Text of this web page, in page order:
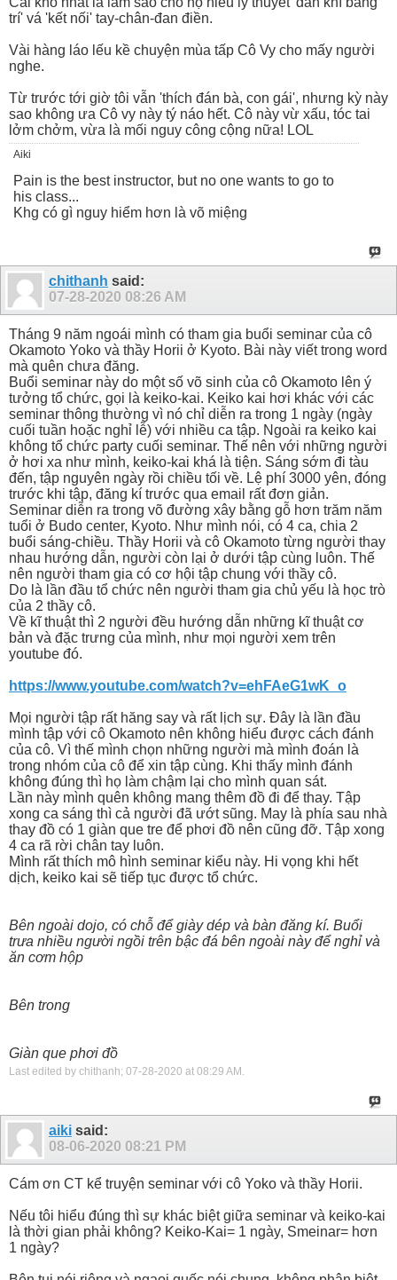
trí' vá 'kết nối' tay-chân-đan điền.
Vài hàng láo lếu kề chuyện mùa tấp Cô Vy cho mấy người
nghe.
Từ trước tới giờ tôi vẫn 'thích đán bà, con gái', nhưng kỳ này
sao không ưa Cô vy này tý náo hết. Cô này vừ xấu, tóc tai
lởm chởm, vừa là mối nguy công cộng nữa! LOL
Aiki
Pain is the best instructor, but no one wants to go to
his class...
Khg có gì nguy hiểm hơn là võ miệng
chithanh said:
07-28-2020 08:26 AM
Tháng 9 năm ngoái mình có tham gia buổi seminar của cô
Okamoto Yoko và thầy Horii ở Kyoto. Bài này viết trong word
mà quên chưa đăng.
Buổi seminar này do một số võ sinh của cô Okamoto lên ý
tưởng tổ chức, gọi là keiko-kai. Keiko kai hơi khác với các
seminar thông thường vì nó chỉ diễn ra trong 1 ngày (ngày
cuối tuần hoặc nghỉ lễ) với nhiều ca tập. Ngoài ra keiko kai
không tổ chức party cuối seminar. Thế nên với những người
ở hơi xa như mình, keiko-kai khá là tiện. Sáng sớm đi tàu
đến, tập nguyên ngày rồi chiều tối về. Lệ phí 3000 yên, đóng
trước khi tập, đăng kí trước qua email rất đơn giản.
Seminar diễn ra trong võ đường xây bằng gỗ hơn trăm năm
tuổi ở Budo center, Kyoto. Như mình nói, có 4 ca, chia 2
buổi sáng-chiều. Thầy Horii và cô Okamoto từng người thay
nhau hướng dẫn, người còn lại ở dưới tập cùng luôn. Thế
nên người tham gia có cơ hội tập chung với thầy cô.
Do là lần đầu tổ chức nên người tham gia chủ yếu là học trò
của 2 thầy cô.
Về kĩ thuật thì 2 người đều hướng dẫn những kĩ thuật cơ
bản và đặc trưng của mình, như mọi người xem trên
youtube đó.
https://www.youtube.com/watch?v=ehFAeG1wK_o
Mọi người tập rất hăng say và rất lịch sự. Đây là lần đầu
mình tập với cô Okamoto nên không hiểu được cách đánh
của cô. Vì thế mình chọn những người mà mình đoán là
trong nhóm của cô để xin tập cùng. Khi thấy mình đánh
không đúng thì họ làm chậm lại cho mình quan sát.
Lần này mình quên không mang thêm đồ đi để thay. Tập
xong ca sáng thì cả người đã ướt sũng. May là phía sau nhà
thay đồ có 1 giàn que tre để phơi đồ nên cũng đỡ. Tập xong
4 ca rã rời chân tay luôn.
Mình rất thích mô hình seminar kiểu này. Hi vọng khi hết
dịch, keiko kai sẽ tiếp tục được tổ chức.
Bên ngoài dojo, có chỗ để giày dép và bàn đăng kí. Buổi
trưa nhiều người ngồi trên bậc đá bên ngoài này để nghỉ và
ăn cơm hộp
Bên trong
Giàn que phơi đồ
Last edited by chithanh; 07-28-2020 at 08:29 AM
aiki said:
08-06-2020 08:21 PM
Cám ơn CT kể truyện seminar với cô Yoko và thầy Horii.
Nếu tôi hiểu đúng thì sự khác biệt giữa seminar và keiko-kai
là thời gian phải không? Keiko-Kai= 1 ngày, Smeinar= hơn
1 ngày?